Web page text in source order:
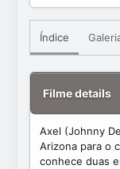
e
d
b
y
a
t
e
e
Índice
Filme details
Axel (Johnny
Arizona para o
conhece duas